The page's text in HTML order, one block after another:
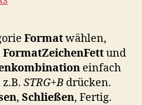
Formatwählen,
FormatZeichenFettund
einfach
STRG+B drücken.
, Schließen, Fertig.